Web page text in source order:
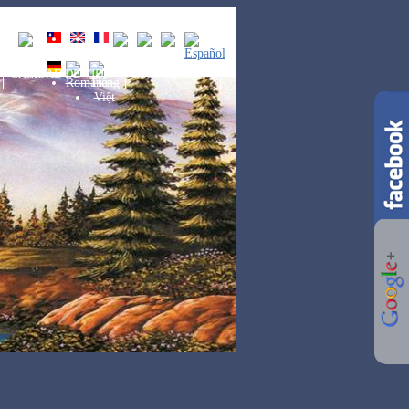
CALIDAD DE VIDA ESOTERISMO